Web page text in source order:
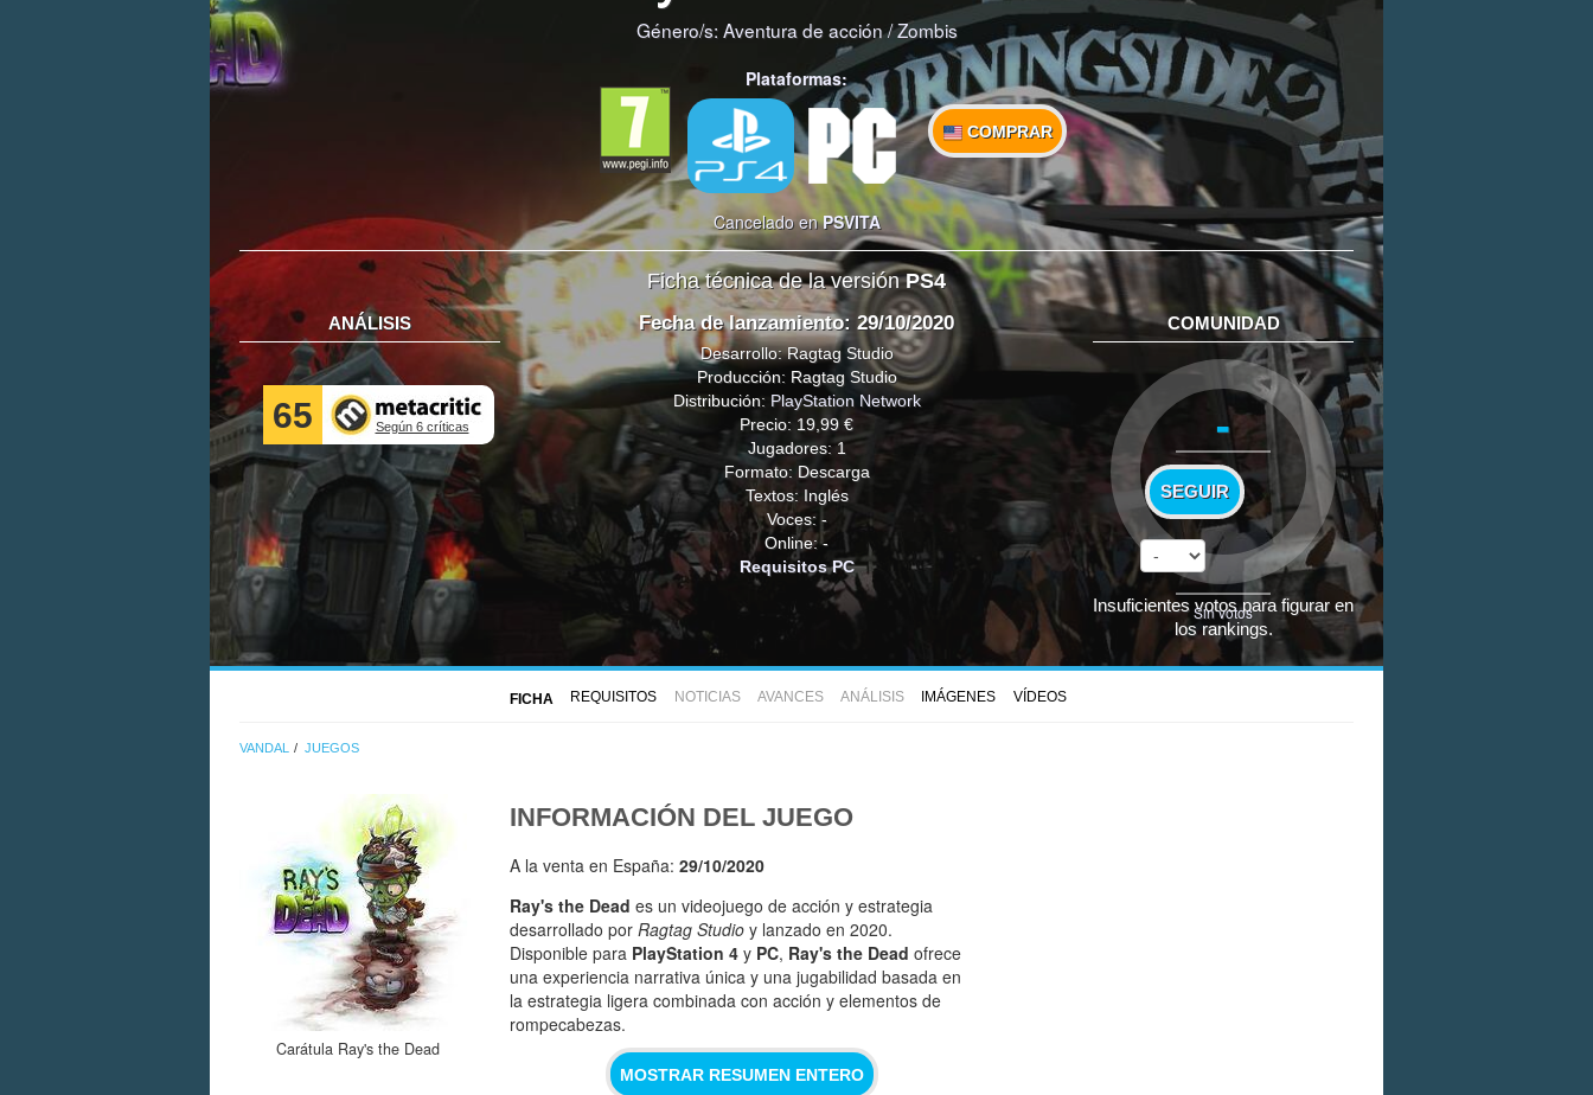
Género/s:Aventura de acción/Zombis
Plataformas:
COMPRAR
Cancelado enPSVITA
Ficha técnica de la versiónPS4
ANÁLISIS
65 Según 6 críticas
Fecha de lanzamiento: 29/10/2020
Desarrollo: Ragtag Studio
Producción: Ragtag Studio
Distribución: PlayStation Network
Precio: 19,99 €
Jugadores: 1
Formato: Descarga
Textos: Inglés
Voces: -
Online: -
Requisitos PC
COMUNIDAD
-
SEGUIR
Sin votos
Insuficientes votos para figurar en
los rankings.
FICHA REQUISITOS NOTICIAS AVANCES ANÁLISIS IMÁGENES VÍDEOS
VANDAL JUEGOS
Carátula Ray's the Dead
INFORMACIÓN DEL JUEGO
A la venta en España: 29/10/2020
Ray's the Dead es un videojuego de acción y estrategia
desarrollado por Ragtag Studio y lanzado en 2020.
Disponible para PlayStation 4 y PC, Ray's the Dead ofrece
una experiencia narrativa única y una jugabilidad basada en
la estrategia ligera combinada con acción y elementos de
rompecabezas.
MOSTRAR RESUMEN ENTERO